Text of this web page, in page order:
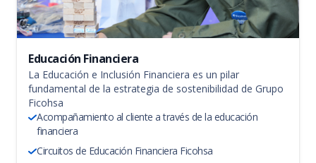
Educación Financiera
La Educación e Inclusión Financiera es un pilar
fundamental de la estrategia de sostenibilidad de Grupo
Ficohsa
Acompañamiento al cliente a través de la educación
financiera
Circuitos de Educación Financiera Ficohsa